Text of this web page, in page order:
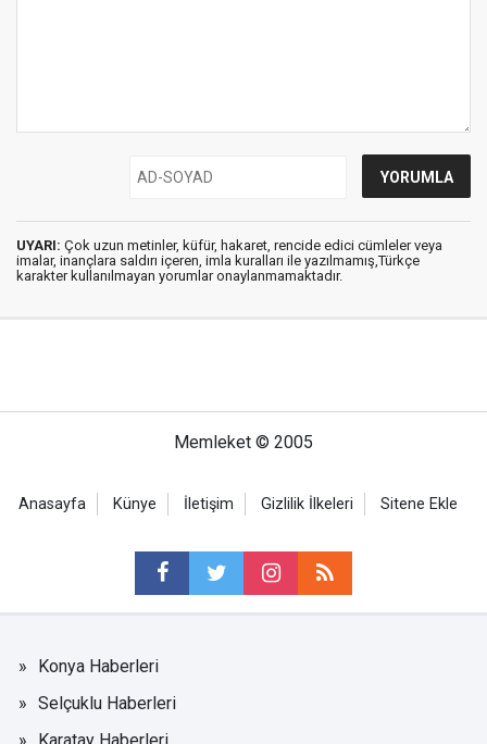
UYARI: Çok uzun metinler, küfür, hakaret, rencide edici cümleler veya
imalar, inançlara saldırı içeren, imla kuralları ile yazılmamış,Türkçe
karakter kullanılmayan yorumlar onaylanmamaktadır.
Memleket © 2005
Anasayfa Künye İletişim Gizlilik İlkeleri Sitene Ekle
Konya Haberleri
Selçuklu Haberleri